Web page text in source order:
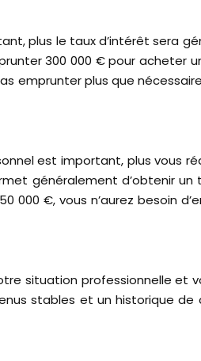
plus le taux d’intérêt sera
300 000 € pour acheter
emprunter plus que
est important, plus vous
généralement d’obtenir un
€, vous n’aurez besoin
situation professionnelle et
stables et un historique de